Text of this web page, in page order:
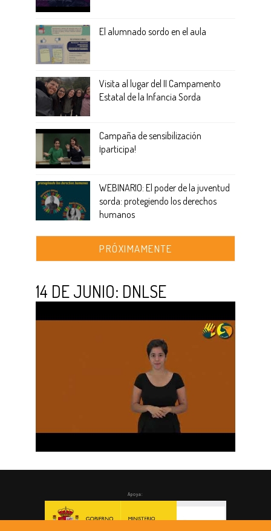
El alumnado sordo en el aula
Visita al lugar del II Campamento
Estatal de la Infancia Sorda
Campaña de sensibilización
¡participa!
WEBINARIO: El poder de la juventud
sorda: protegiendo los derechos
humanos
PRÓXIMAMENTE
14 DE JUNIO: DNLSE
Apoya: